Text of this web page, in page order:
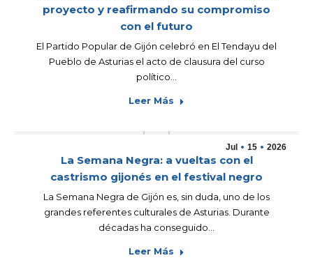
proyecto y reafirmando su compromiso
con el futuro
El Partido Popular de Gijón celebró en El Tendayu del
Pueblo de Asturias el acto de clausura del curso
político…
Leer Más
Jul 15 2026
La Semana Negra: a vueltas con el
castrismo gijonés en el festival negro
La Semana Negra de Gijón es, sin duda, uno de los
grandes referentes culturales de Asturias. Durante
décadas ha conseguido…
Leer Más